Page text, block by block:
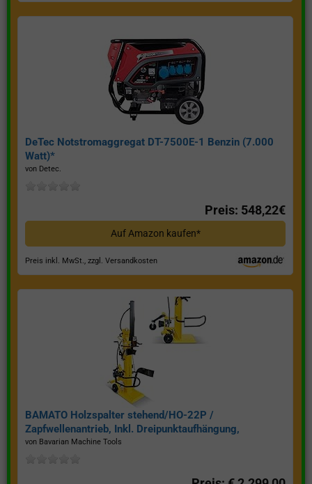
DeTec Notstromaggregat DT-7500E-1 Benzin (7.000
Watt)*
von Detec.
Preis: 548,22€
Auf Amazon kaufen*
Preis inkl. MwSt., zzgl. Versandkosten
BAMATO Holzspalter stehend/HO-22P /
Zapfwellenantrieb, Inkl. Dreipunktaufhängung,
Spaltkraft 22 Tonnen*
von Bavarian Machine Tools